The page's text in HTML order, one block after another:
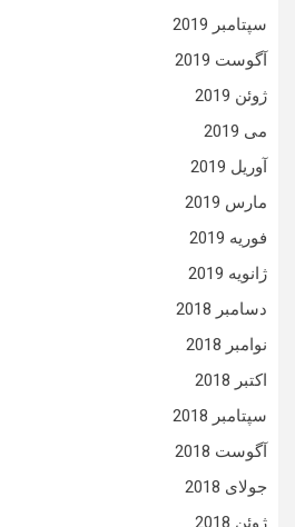
سپتامبر 2019
آگوست 2019
ژوئن 2019
می 2019
آوریل 2019
مارس 2019
فوریه 2019
ژانویه 2019
دسامبر 2018
نوامبر 2018
اکتبر 2018
سپتامبر 2018
آگوست 2018
جولای 2018
ژوئن 2018